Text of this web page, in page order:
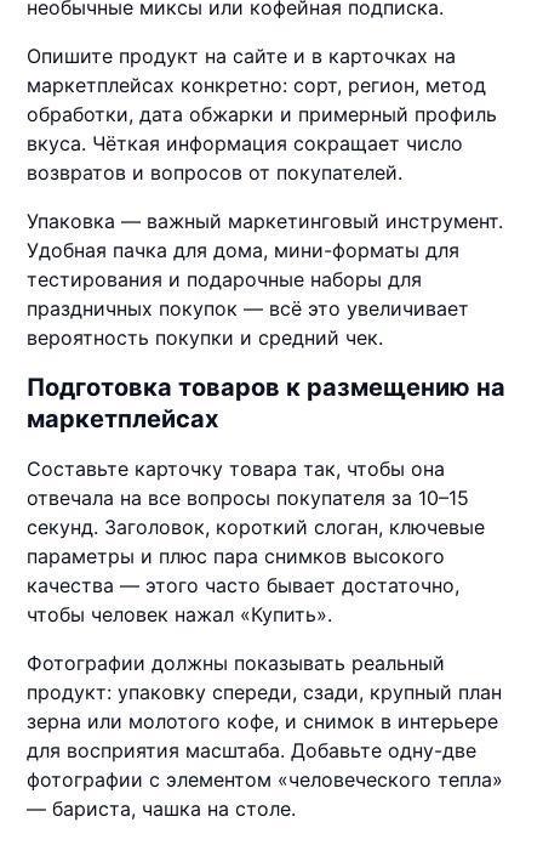
необычные миксы или кофейная подписка.
Опишите продукт на сайте и в карточках на
маркетплейсах конкретно: сорт, регион, метод
обработки, дата обжарки и примерный профиль
вкуса. Чёткая информация сокращает число
возвратов и вопросов от покупателей.
Упаковка — важный маркетинговый инструмент.
Удобная пачка для дома, мини-форматы для
тестирования и подарочные наборы для
праздничных покупок — всё это увеличивает
вероятность покупки и средний чек.
Подготовка товаров к размещению на
маркетплейсах
Составьте карточку товара так, чтобы она
отвечала на все вопросы покупателя за 10–15
секунд. Заголовок, короткий слоган, ключевые
параметры и плюс пара снимков высокого
качества — этого часто бывает достаточно,
чтобы человек нажал «Купить».
Фотографии должны показывать реальный
продукт: упаковку спереди, сзади, крупный план
зерна или молотого кофе, и снимок в интерьере
для восприятия масштаба. Добавьте одну-две
фотографии с элементом «человеческого тепла»
— бариста, чашка на столе.